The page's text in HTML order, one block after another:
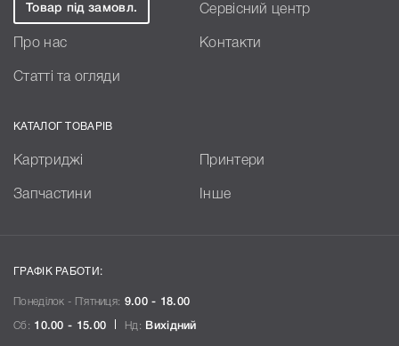
Товар під замовл. Сервісний центр
Про нас Контакти
Статті та огляди
КАТАЛОГ ТОВАРІВ
Картриджі Принтери
Запчастини Інше
ГРАФІК РАБОТИ:
Понеділок - П`ятниця: 9.00 - 18.00
Сб: 10.00 - 15.00 Нд: Вихідний